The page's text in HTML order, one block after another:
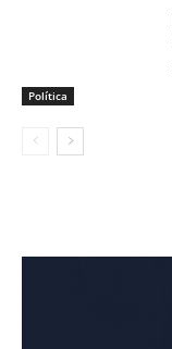
Política